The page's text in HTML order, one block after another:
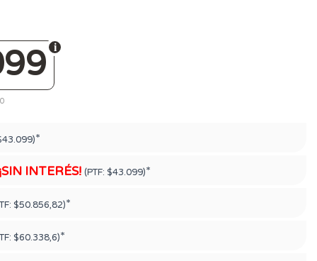
*
INTERÉS! (PTF: $43.099)*
$50.856,82)*
$60.338,6)*